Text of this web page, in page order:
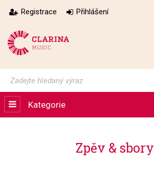
Registrace Přihlášení
Kategorie
Zpěv & sbory